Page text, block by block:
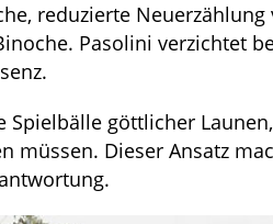
reduzierte Neuerzählung
Pasolini verzichtet
Spielbälle göttlicher
müssen. Dieser Ansatz